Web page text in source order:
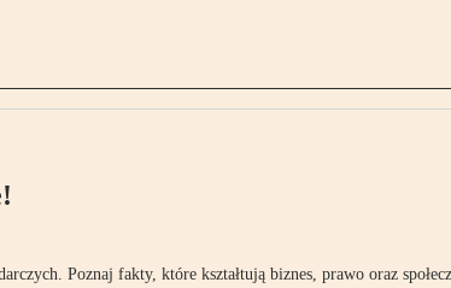
Poznaj fakty, które kształtują biznes, prawo oraz